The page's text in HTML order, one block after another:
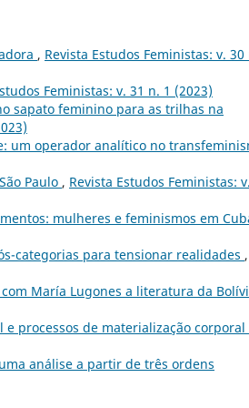
, Revista Estudos Feministas: v. 30
Feministas: v. 31 n. 1 (2023)
sapato feminino para as trilhas na
um operador analítico no
Paulo , Revista Estudos Feministas:
mulheres e feminismos em
categorias para tensionar realidades ,
María Lugones a literatura da
processos de materialização corporal
análise a partir de três ordens